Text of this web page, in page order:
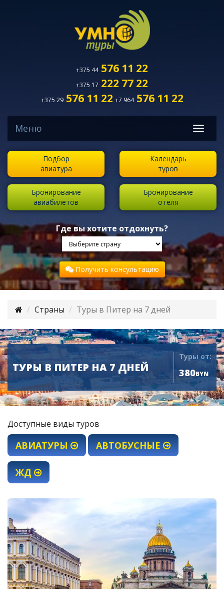
+375 44576 11 22
+375 17 222 77 22
+375 29576 11 22 +7 964576 11 22
Меню
Подбор
авиатура
Календарь
туров
Бронирование
авиабилетов
Бронирование
отеля
Где вы хотите отдохнуть?
Получить консультацию
Страны Туры в Питер на 7 дней
ТУРЫ В ПИТЕР НА 7 ДНЕЙ
Туры от:
380BYN
Доступные виды туров
АВИАТУРЫ АВТОБУСНЫЕ
ЖД